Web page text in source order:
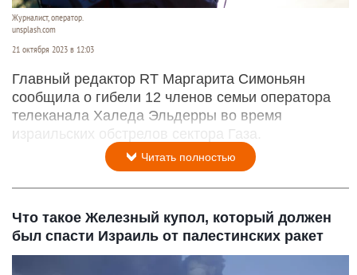
Журналист, оператор.
unsplash.com
21 октября 2023 в 12:03
Главный редактор RT Маргарита Симоньян
сообщила о гибели 12 членов семьи оператора
телеканала Халеда Эльдерры во время
израильских обстрелов сектора Газа.
Читать полностью
Что такое Железный купол, который должен
был спасти Израиль от палестинских ракет